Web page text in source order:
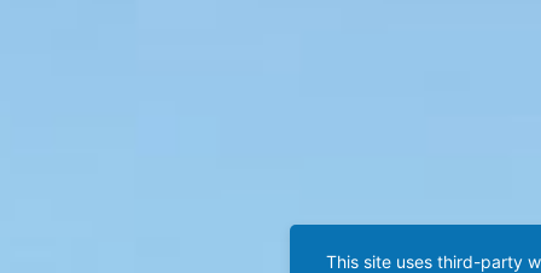
This site uses third-party